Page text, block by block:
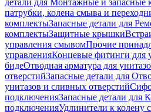
детали для Монтажные и запасные
патрубки, колена смыва и
комплектыЗапасные детали для
комплектыЗащитные крышки
управления смывомПрочие
управленияКонцевые фитинги для
бидеОтводная арматура для
отверстийЗапасные детали для
унитазов и сливных отверстий
подключенияЗапасные детали для
подключенияУдлинители к колену